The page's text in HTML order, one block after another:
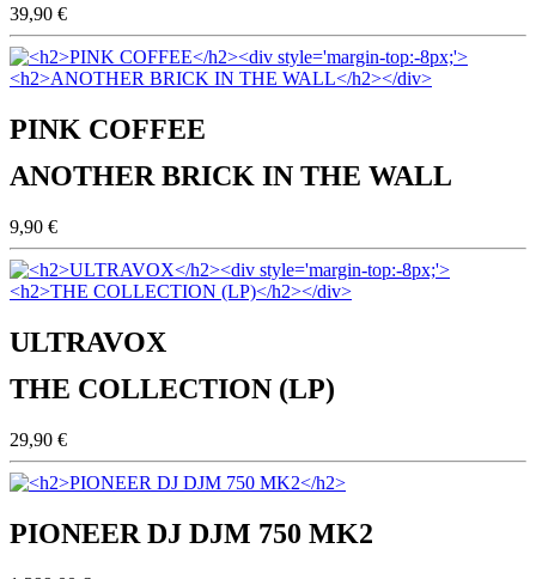
39,90 €
PINK COFFEE
ANOTHER BRICK IN THE WALL
9,90 €
ULTRAVOX
THE COLLECTION (LP)
29,90 €
PIONEER DJ DJM 750 MK2